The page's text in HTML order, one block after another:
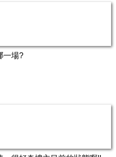
一場?